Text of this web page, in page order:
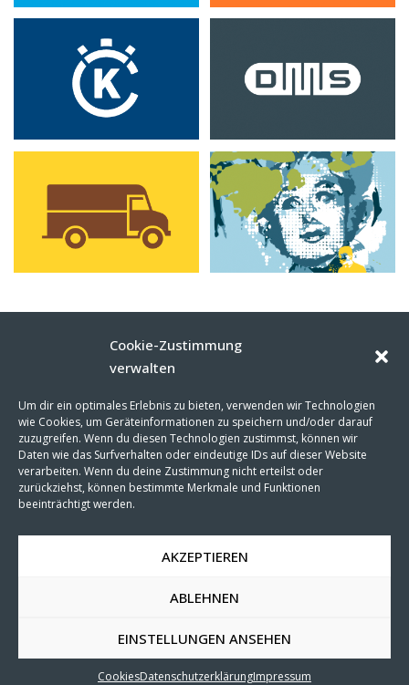
Cookie-Zustimmung
verwalten
Um dir ein optimales Erlebnis zu bieten, verwenden wir Technologien
wie Cookies, um Geräteinformationen zu speichern und/oder darauf
zuzugreifen. Wenn du diesen Technologien zustimmst, können wir
Daten wie das Surfverhalten oder eindeutige IDs auf dieser Website
verarbeiten. Wenn du deine Zustimmung nicht erteilst oder
zurückziehst, können bestimmte Merkmale und Funktionen
beeinträchtigt werden.
AKZEPTIEREN
ABLEHNEN
EINSTELLUNGEN ANSEHEN
CookiesDatenschutzerklärungImpressum
MARTIN FRIEDL
Visuelle Kommunikation
Steigäckerstraße 49
D-71672 Marbach
+49-7144-998 06 92
hello@martin-friedl.com
© 2026 Martin Friedl